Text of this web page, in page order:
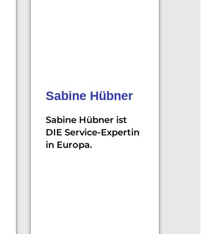
Sabine Hübner
Sabine Hübner ist
DIE Service-Expertin
in Europa.